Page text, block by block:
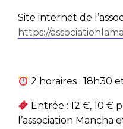
Site internet de
https://
2 horaires : 18h30
Entrée : 12 €, 10 €
l’association